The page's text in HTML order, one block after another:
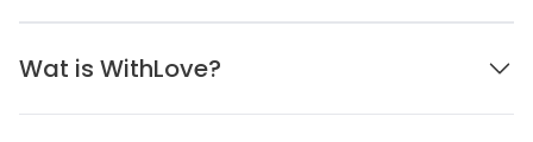
Wat is WithLove?